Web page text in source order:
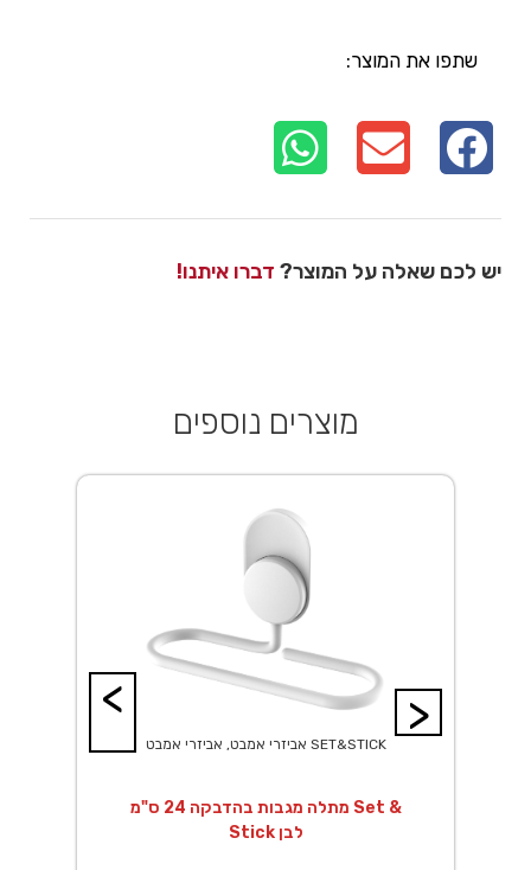
שתפו את המוצר:
יש לכם שאלה על המוצר? דברו איתנו!
מוצרים נוספים
>
אביזרי אמבט, אביזרי אמבט SET&STICK
מתלה מגבות בהדבקה 24 ס"מ Set &
Stick לבן
<